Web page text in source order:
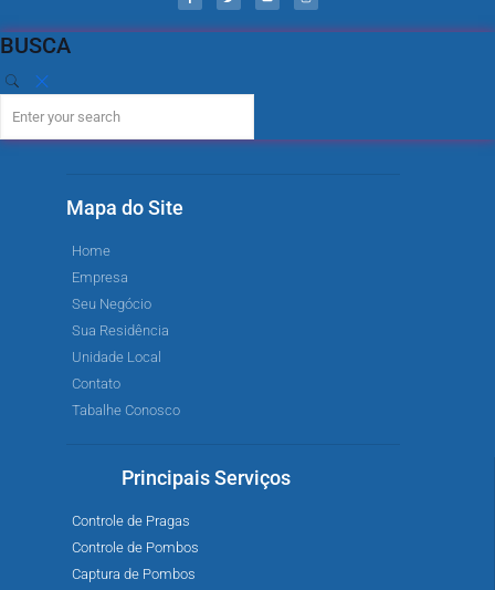
BUSCA
Mapa do Site
Home
Empresa
Seu Negócio
Sua Residência
Unidade Local
Contato
Tabalhe Conosco
Principais Serviços
Controle de Pragas
Controle de Pombos
Captura de Pombos